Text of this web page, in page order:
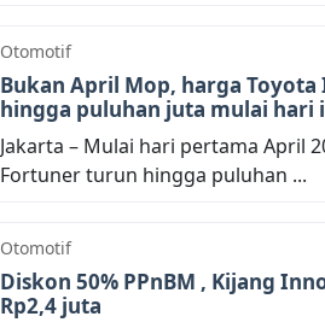
Otomotif
Bukan April Mop, harga
hingga puluhan juta mulai hari
Jakarta – Mulai hari pertama April
Fortuner turun hingga puluhan ...
Otomotif
Diskon 50% PPnBM , Kijang
Rp2,4 juta